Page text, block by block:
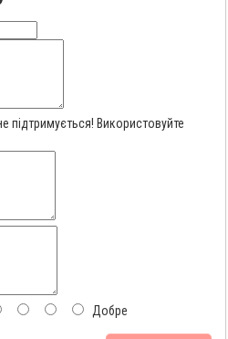
підтримується! Використовуйте
Добре